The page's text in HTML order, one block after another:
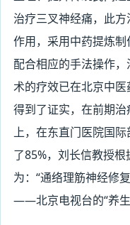
治疗三叉神经痛，此
作用，采用中药提炼
配合相应的手法操作
术的疗效已在北京中
得到了证实，在前期治
上，在东直门医院国际
了85%，刘长信教授根
为：“通络理筋神经修
——北京电视台的“养生